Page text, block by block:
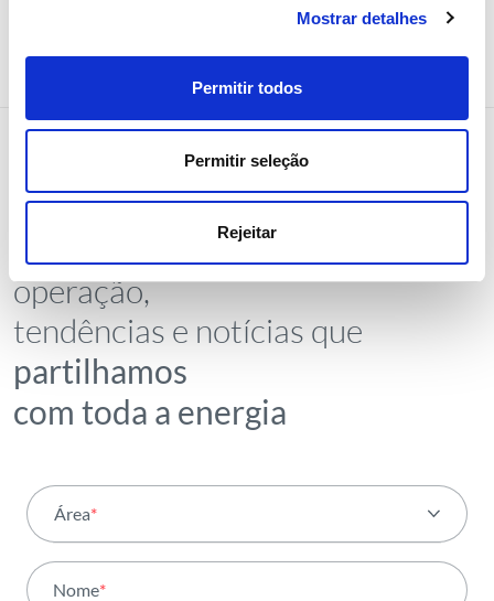
Mostrar detalhes
Permitir todos
Permitir seleção
Rejeitar
Receba todos os detalhes da
operação,
tendências e notícias que
partilhamos
com toda a energia
Área*
Nome*